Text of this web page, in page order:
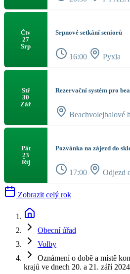
Čtv
27
Srp
Srpnové setkání seniorů
16:00 Pyxla
Stř
30
Zář
Rezervační systém pro
Beachvolejbalové
Pát
23
Říj
Pozvánka na zájezd do
17:00 Odjezd
Zobrazit celý rok
Obecní úřad
Volby
Oznámení o době a místě
krajů ve dnech 20. a 21. září 2024